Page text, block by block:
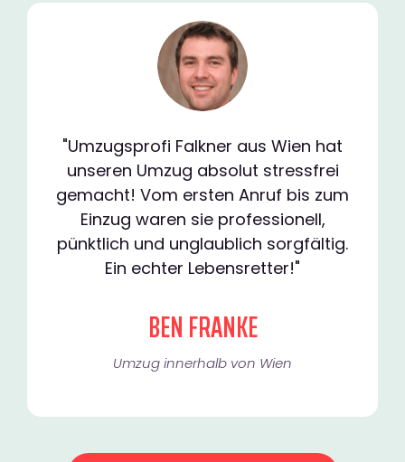
"Umzugsprofi Falkner aus Wien hat
unseren Umzug absolut stressfrei
gemacht! Vom ersten Anruf bis zum
Einzug waren sie professionell,
pünktlich und unglaublich sorgfältig.
Ein echter Lebensretter!"
BEN FRANKE
Umzug innerhalb von Wien​